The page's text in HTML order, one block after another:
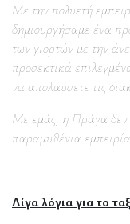
Με την πολυετή
δημιουργήσαμε ένα
των γιορτών με την
προσεκτικά
να απολαύσετε τις
Με εμάς, η Πράγα δεν
παραμυθένια
Λίγα λόγια για το